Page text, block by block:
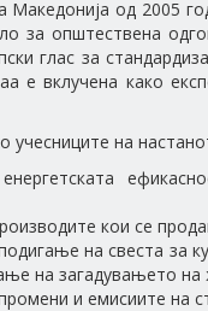
од 2005
за општествена
глас за
е вклучена како
учесниците на
кои се
на свеста за
на загадувањето
и емисиите на